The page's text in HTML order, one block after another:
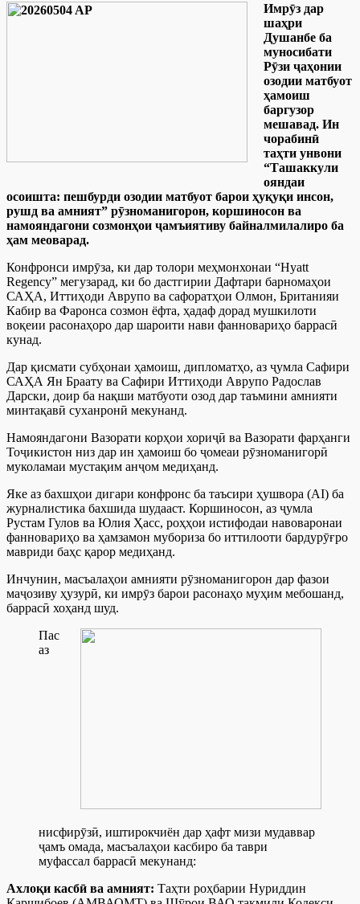
Имрӯз дар
шаҳри
Душанбе ба
муносибати
Рӯзи ҷаҳонии
озодии матбуот
ҳамоиш
баргузор
мешавад. Ин
чорабинӣ
таҳти унвони
“Ташаккули
ояндаи
осоишта: пешбурди озодии матбуот барои ҳуқуқи инсон,
рушд ва амният” рӯзноманигорон, коршиносон ва
намояндагони созмонҳои ҷамъиятиву байналмилалиро ба
ҳам меоварад.
Конфронси имрӯза, ки дар толори меҳмонхонаи “Hyatt
Regency” мегузарад, ки бо дастгирии Дафтари барномаҳои
САҲА, Иттиҳоди Аврупо ва сафоратҳои Олмон, Британияи
Кабир ва Фаронса созмон ёфта, ҳадаф дорад мушкилоти
воқеии расонаҳоро дар шароити нави фанновариҳо баррасӣ
кунад.
Дар қисмати субҳонаи ҳамоиш, дипломатҳо, аз ҷумла Сафири
САҲА Ян Браату ва Сафири Иттиҳоди Аврупо Радослав
Дарски, доир ба нақши матбуоти озод дар таъмини амнияти
минтақавӣ суханронӣ мекунанд.
Намояндагони Вазорати корҳои хориҷӣ ва Вазорати фарҳанги
Тоҷикистон низ дар ин ҳамоиш бо ҷомеаи рӯзноманигорӣ
муколамаи мустақим анҷом медиҳанд.
Яке аз бахшҳои дигари конфронс ба таъсири ҳушвора (AI) ба
журналистика бахшида шудааст. Коршиносон, аз ҷумла
Рустам Гулов ва Юлия Ҳасс, роҳҳои истифодаи навоваронаи
фанновариҳо ва ҳамзамон мубориза бо иттилооти бардурӯғро
мавриди баҳс қарор медиҳанд.
Инчунин, масъалаҳои амнияти рӯзноманигорон дар фазои
маҷозиву ҳузурӣ, ки имрӯз барои расонаҳо муҳим мебошанд,
баррасӣ хоҳанд шуд.
Пас
аз
нисфирӯзӣ, иштирокчиён дар ҳафт мизи мудаввар
ҷамъ омада, масъалаҳои касбиро ба таври
муфассал баррасӣ мекунанд:
Ахлоқи касбӣ ва амният: Таҳти роҳбарии Нуриддин